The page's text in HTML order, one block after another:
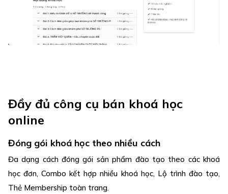
Đầy đủ công cụ bán khoá học
online
Đóng gói khoá học theo nhiều cách
Đa dạng cách đóng gói sản phẩm đào tạo theo các khoá
học đơn, Combo kết hợp nhiều khoá học, Lộ trình đào tạo,
Thẻ Membership toàn trang.